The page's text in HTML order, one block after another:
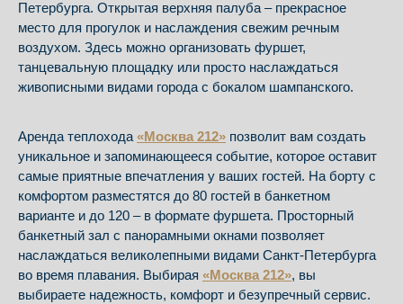
Петербурга. Открытая верхняя палуба – прекрасное
место для прогулок и наслаждения свежим речным
воздухом. Здесь можно организовать фуршет,
танцевальную площадку или просто наслаждаться
живописными видами города с бокалом шампанского.
Аренда теплохода «Москва 212» позволит вам создать
уникальное и запоминающееся событие, которое оставит
самые приятные впечатления у ваших гостей. На борту с
комфортом разместятся до 80 гостей в банкетном
варианте и до 120 – в формате фуршета. Просторный
банкетный зал с панорамными окнами позволяет
наслаждаться великолепными видами Санкт-Петербурга
во время плавания. Выбирая «Москва 212», вы
выбираете надежность, комфорт и безупречный сервис.